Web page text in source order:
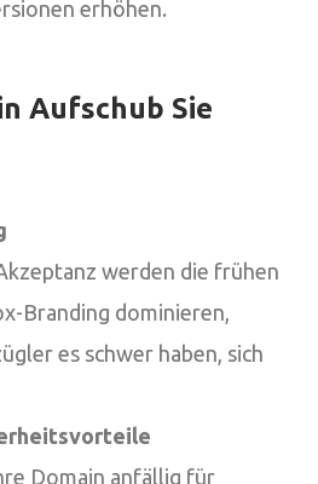
erhöhen.
Aufschub Sie
werden die frühen
Branding dominieren,
es schwer haben, sich
Domain anfällig für